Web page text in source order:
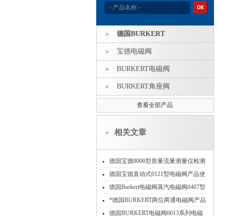
德国BURKERT
宝德电磁阀
BURKERT电磁阀
BURKERT角座阀
查看全部产品
相关文章
德国宝德8006型质量流量测量仪检测
气体质量流量的产品介绍
德国宝德直动式0121型电磁阀产品使
用手册
德国Burkert电磁阀蒸汽电磁阀0407型
产品介绍
*德国BURKERT两位两通电磁阀产品
详细介绍
德国BURKERT电磁阀6013系列电磁